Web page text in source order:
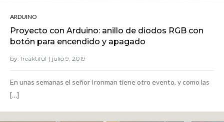
ARDUINO
Proyecto con Arduino: anillo de diodos RGB con
botón para encendido y apagado
by: freaktiful
En unas semanas el señor Ironman tiene otro evento, y como las
[…]